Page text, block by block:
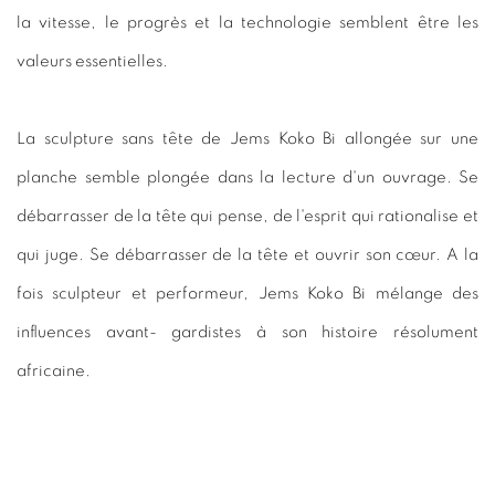
la vitesse, le progrès et la technologie semblent être les
valeurs essentielles.
La sculpture sans tête de Jems Koko Bi allongée sur une
planche semble plongée dans la lecture d'un ouvrage. Se
débarrasser de la tête qui pense, de l'esprit qui rationalise et
qui juge. Se débarrasser de la tête et ouvrir son cœur. A la
fois sculpteur et performeur, Jems Koko Bi mélange des
influences avant- gardistes à son histoire résolument
africaine.